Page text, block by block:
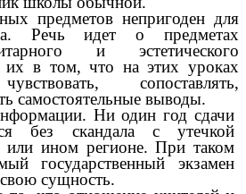
предметов непригоден для
Речь идет о предметах
и эстетического
их в том, что на этих уроках
сопоставлять,
самостоятельные выводы.
Ни один год сдачи
без скандала с утечкой
ином регионе. При таком
государственный экзамен
сущность.